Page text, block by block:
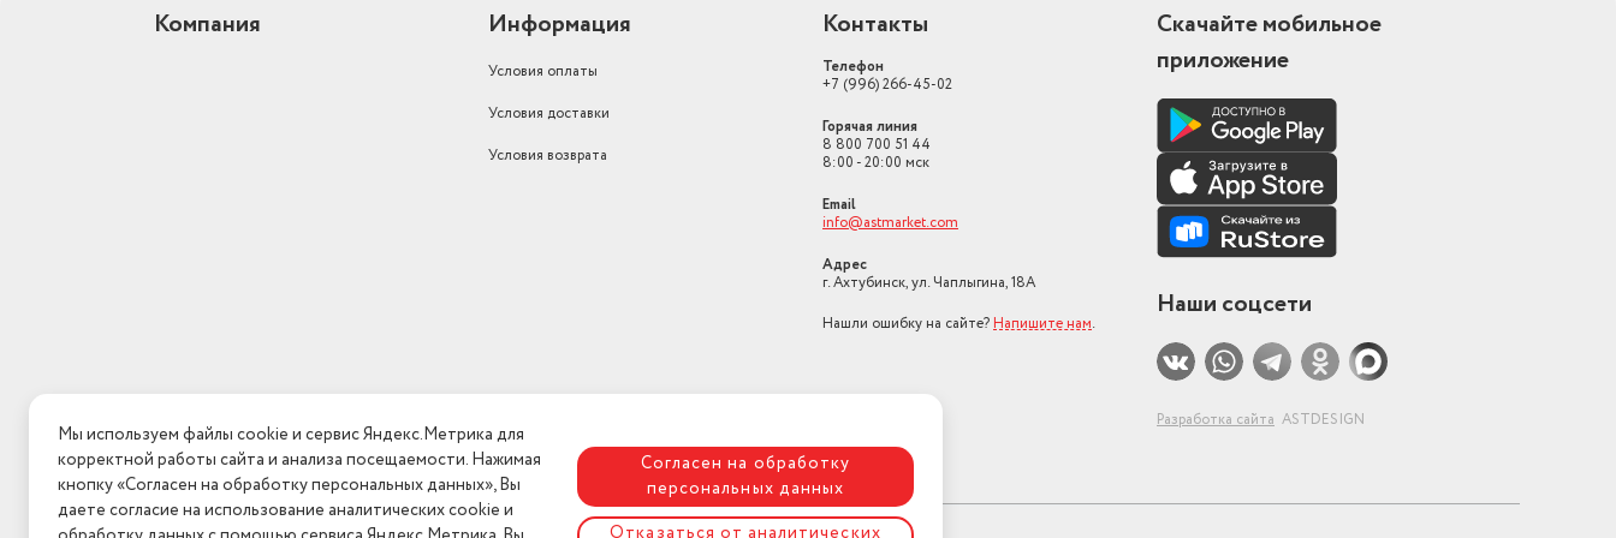
Компания Информация
Условия оплаты
Условия доставки
Условия возврата
Контакты
Телефон
+7 (996) 266-45-02
Горячая линия
8 800 700 51 44
8:00 - 20:00 мск
Email
info@astmarket.com
Адрес
г. Ахтубинск, ул. Чаплыгина, 18А
Нашли ошибку на сайте? Напишите нам.
Скачайте мобильное
приложение
Наши соцсети
Разработка сайта ASTDESIGN
Мы используем файлы cookie и сервис Яндекс.Метрика для
корректной работы сайта и анализа посещаемости. Нажимая
кнопку «Согласен на обработку персональных данных», Вы
даете согласие на использование аналитических cookie и
Согласен на обработку
персональных данных
Отказаться от аналитических